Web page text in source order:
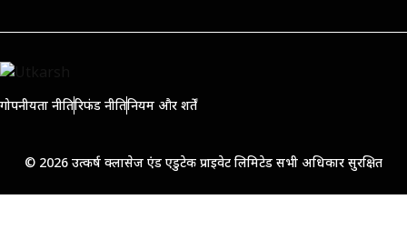
गोपनीयता नीतिरिफंड नीतिनियम और शर्तें
© 2026 उत्कर्ष क्लासेज एंड एडुटेक प्राइवेट लिमिटेड सभी अधिकार सुरक्षित